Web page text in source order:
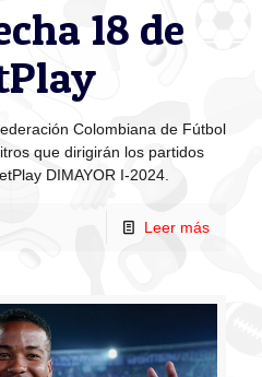
18 de
Colombiana de Fútbol
que dirigirán los partidos
DIMAYOR I-2024.
Leer más